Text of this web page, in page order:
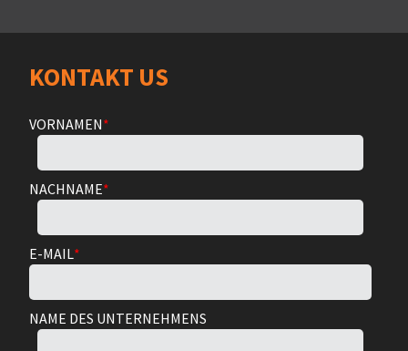
KONTAKT US
VORNAMEN*
NACHNAME*
E-MAIL*
NAME DES UNTERNEHMENS